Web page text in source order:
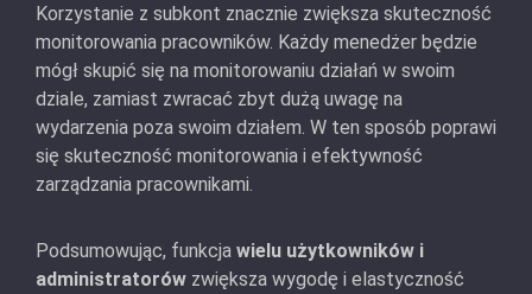
Korzystanie z subkont znacznie zwiększa skuteczność
monitorowania pracowników. Każdy menedżer będzie
mógł skupić się na monitorowaniu działań w swoim
dziale, zamiast zwracać zbyt dużą uwagę na
wydarzenia poza swoim działem. W ten sposób poprawi
się skuteczność monitorowania i efektywność
zarządzania pracownikami.
Podsumowując, funkcja wielu użytkowników i
administratorów zwiększa wygodę i elastyczność